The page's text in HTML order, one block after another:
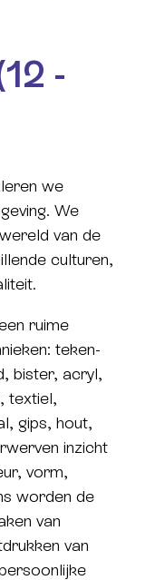
-
we
We
van de
culturen,
ruime
teken-
bister, acryl,
textiel,
gips, hout,
inzicht
vorm,
worden de
van
van